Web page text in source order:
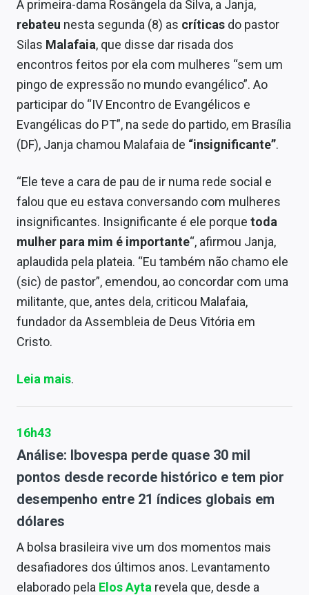
A primeira-dama Rosângela da Silva, a Janja,
rebateu nesta segunda (8) as críticas do pastor
Silas Malafaia, que disse dar risada dos
encontros feitos por ela com mulheres “sem um
pingo de expressão no mundo evangélico”. Ao
participar do “IV Encontro de Evangélicos e
Evangélicas do PT”, na sede do partido, em Brasília
(DF), Janja chamou Malafaia de “insignificante”.
“Ele teve a cara de pau de ir numa rede social e
falou que eu estava conversando com mulheres
insignificantes. Insignificante é ele porque toda
mulher para mim é importante“, afirmou Janja,
aplaudida pela plateia. “Eu também não chamo ele
(sic) de pastor”, emendou, ao concordar com uma
militante, que, antes dela, criticou Malafaia,
fundador da Assembleia de Deus Vitória em
Cristo.
Leia mais.
16h43
Análise: Ibovespa perde quase 30 mil
pontos desde recorde histórico e tem pior
desempenho entre 21 índices globais em
dólares
A bolsa brasileira vive um dos momentos mais
desafiadores dos últimos anos. Levantamento
elaborado pela Elos Ayta revela que, desde a